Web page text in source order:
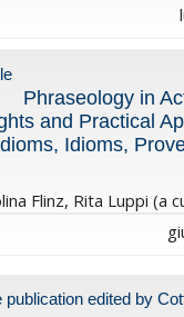
Phraseology in
and Practical
Idioms,
Flinz, Rita Luppi (a